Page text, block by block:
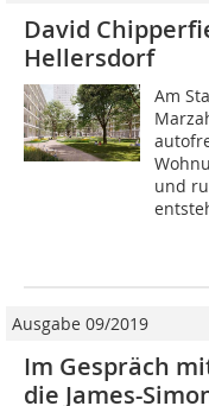
David
Hellersdorf
Am
und
Ausgabe 09/2019
Im Gespräch
die James-